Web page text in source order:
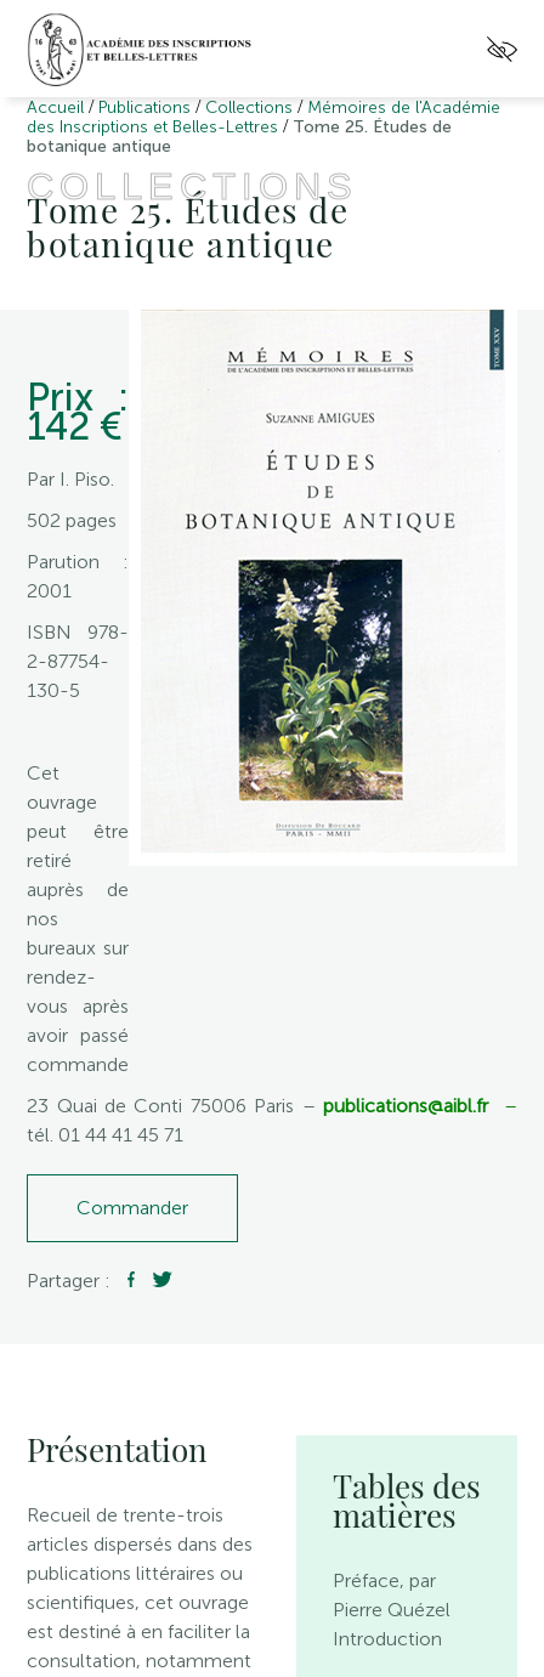
Accueil / Publications / Collections / Mémoires de l'Académie
des Inscriptions et Belles-Lettres / Tome 25. Études de
botanique antique
COLLECTIONS
Tome 25. Études de
botanique antique
Prix :
142 €
Par I. Piso.
502 pages
Parution :
2001
ISBN 978-
2-87754-
130-5
Cet
ouvrage
peut être
retiré
auprès de
nos
bureaux sur
rendez-
vous après
avoir passé
commande.
23 Quai de Conti 75006 Paris – publications@aibl.fr–
tél. 01 44 41 45 71
Commander
Partager :
Présentation
Recueil de trente-trois
articles dispersés dans des
publications littéraires ou
scientifiques, cet ouvrage
est destiné à en faciliter la
consultation, notamment
Tables des
matières
Préface, par
Pierre Quézel
Introduction